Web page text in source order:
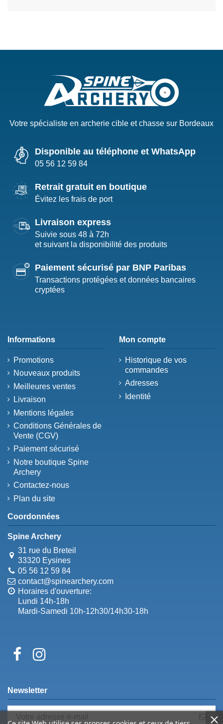
Votre spécialiste en archerie cible et chasse sur Bordeaux
Disponible au téléphone et WhatsApp
05 56 12 59 84
Retrait gratuit en boutique
Évitez les frais de port
Livraison express
Suivie sous 48 à 72h
et suivant la disponibilité des produits
Paiement sécurisé par BNP Paribas
Transactions protégées et données bancaires
cryptées
Informations
Promotions
Nouveaux produits
Meilleures ventes
Livraison
Mentions légales
Conditions Générales de
Vente (CGV)
Paiement sécurisé
Notre boutique Spine
Archery
Contactez-nous
Plan du site
Mon compte
Historique de vos
commandes
Adresses
Identité
Coordonnées
Spine Archery
31 rue du Breteil
33320 Eysines
05 56 12 59 84
contact@spinearchery.com
Horaires d'ouverture:
Lundi 14h-18h
Mardi-Samedi 10h-12h30/14h30-18h
Newsletter